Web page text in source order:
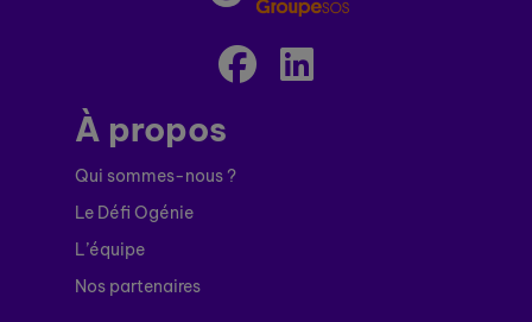
À propos
Qui sommes-nous ?
Le Défi Ogénie
L’équipe
Nos partenaires